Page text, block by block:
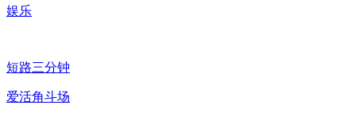
娱乐
短路三分钟
爱活角斗场